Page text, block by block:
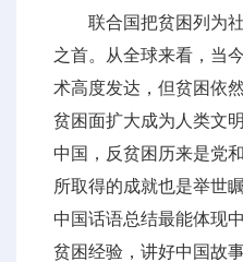
联合国把贫困列为
之首。从全球来看，当
术高度发达，但贫困依
贫困面扩大成为人类文
中国，反贫困历来是党
所取得的成就也是举世
中国话语总结最能体现
贫困经验，讲好中国故